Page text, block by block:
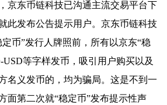
京东币链科技已沟通主流交易平台下
此发布公告提示用户。京东币链科技
币”发行人牌照前，所有以京东“稳
USD等字样发币，吸引用户购买以及
名义发币的，均为骗局。这是不到一
面第二次就“稳定币”发布提示性声